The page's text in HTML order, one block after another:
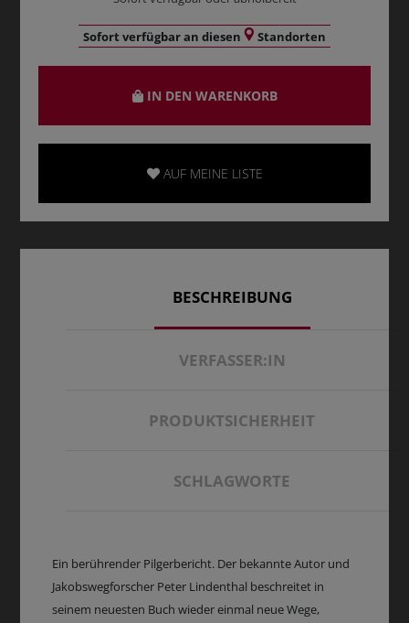
Sofort verfügbar an diesen Standorten
IN DEN WARENKORB
AUF MEINE LISTE
BESCHREIBUNG
VERFASSER:IN
PRODUKTSICHERHEIT
SCHLAGWORTE
Ein berührender Pilgerbericht. Der bekannte Autor und
Jakobswegforscher Peter Lindenthal beschreitet in
seinem neuesten Buch wieder einmal neue Wege,